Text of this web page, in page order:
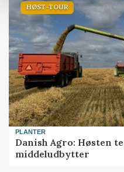
HØST-TOUR
PLANTER
Danish Agro: Høsten
middeludbytter